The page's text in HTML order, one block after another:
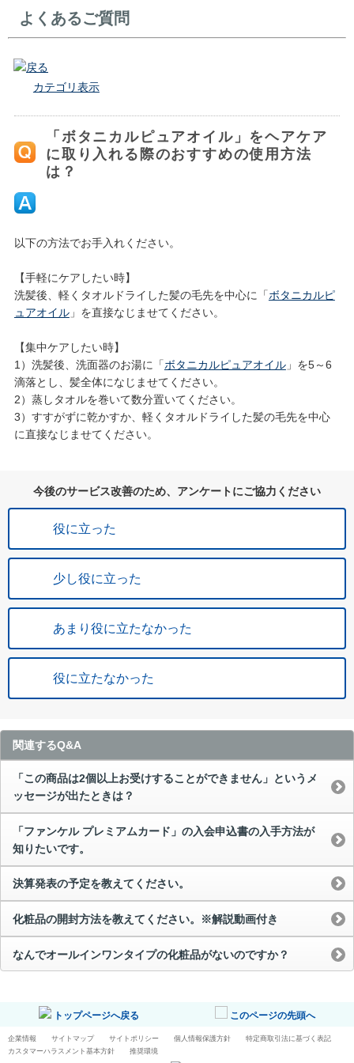
よくあるご質問
戻る
カテゴリ表示
「ボタニカルピュアオイル」をヘアケア
に取り入れる際のおすすめの使用方法
は？
以下の方法でお手入れください。
【手軽にケアしたい時】
洗髪後、軽くタオルドライした髪の毛先を中心に「ボタニカルピ
ュアオイル」を直接なじませてください。
【集中ケアしたい時】
1）洗髪後、洗面器のお湯に「ボタニカルピュアオイル」を5～6
滴落とし、髪全体になじませてください。
2）蒸しタオルを巻いて数分置いてください。
3）すすがずに乾かすか、軽くタオルドライした髪の毛先を中心
に直接なじませてください。
今後のサービス改善のため、アンケートにご協力ください
役に立った
少し役に立った
あまり役に立たなかった
役に立たなかった
関連するQ&A
「この商品は2個以上お受けすることができません」というメ
ッセージが出たときは？
「ファンケル プレミアムカード」の入会申込書の入手方法が
知りたいです。
決算発表の予定を教えてください。
化粧品の開封方法を教えてください。※解説動画付き
なんでオールインワンタイプの化粧品がないのですか？
トップページへ戻る このページの先頭へ
企業情報 サイトマップ サイトポリシー 個人情報保護方針
特定商取引法に基づく表記
カスタマーハラスメント基本方針
推奨環境